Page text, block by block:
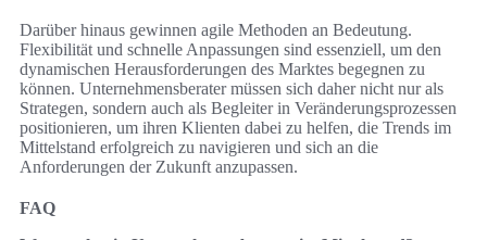
Darüber hinaus gewinnen agile Methoden an Bedeutung.
Flexibilität und schnelle Anpassungen sind essenziell, um den
dynamischen Herausforderungen des Marktes begegnen zu
können. Unternehmensberater müssen sich daher nicht nur als
Strategen, sondern auch als Begleiter in Veränderungsprozessen
positionieren, um ihren Klienten dabei zu helfen, die Trends im
Mittelstand erfolgreich zu navigieren und sich an die
Anforderungen der Zukunft anzupassen.
FAQ